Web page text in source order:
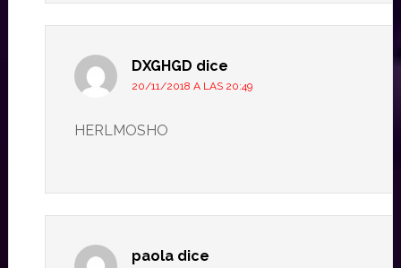
DXGHGD dice
20/11/2018 A LAS 20:49
HERLMOSHO
paola dice